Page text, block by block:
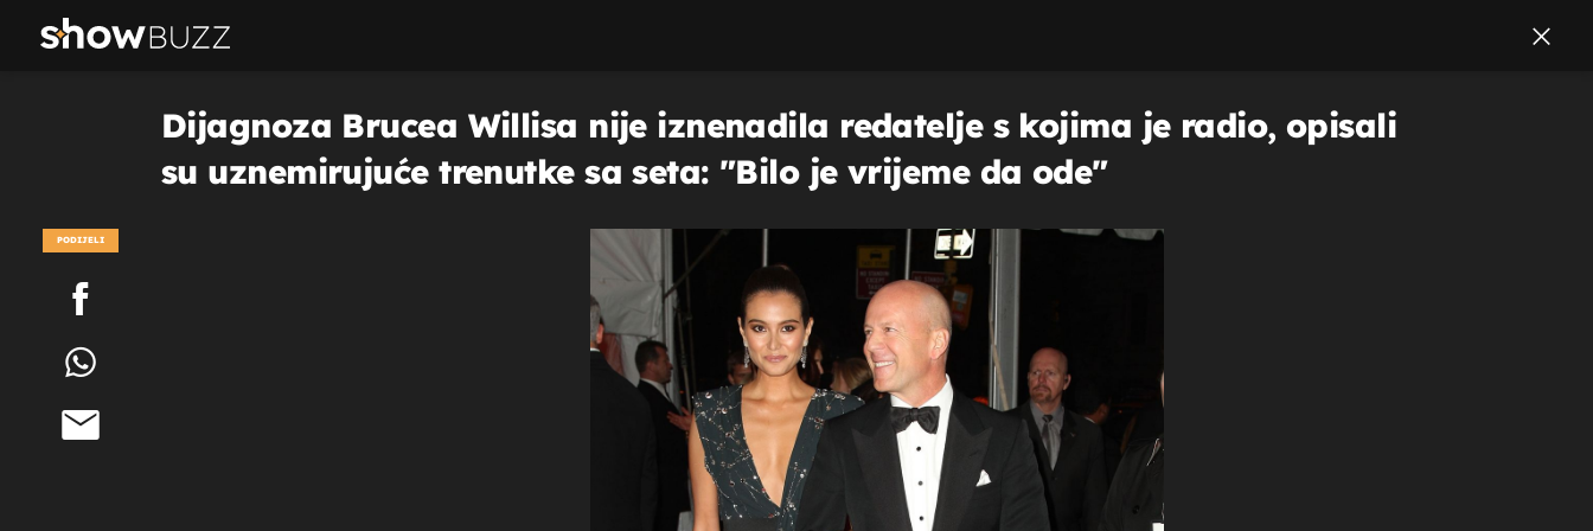
Dijagnoza Brucea Willisa nije iznenadila redatelje s kojima je radio, opisali
su uznemirujuće trenutke sa seta: "Bilo je vrijeme da ode"
PODIJELI